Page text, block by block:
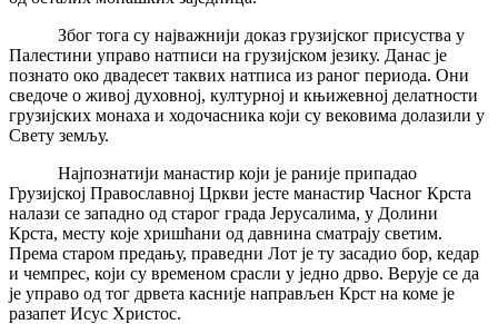
Због тога су најважнији доказ грузијског присуства у
Палестини управо натписи на грузијском језику. Данас је
познато око двадесет таквих натписа из раног периода. Они
сведоче о живој духовној, културној и књижевној делатности
грузијских монаха и ходочасника који су вековима долазили у
Свету земљу.
Најпознатији манастир који је раније припадао
Грузијској Православној Цркви јесте манастир Часног Крста
налази се западно од старог града Јерусалима, у Долини
Крста, месту које хришћани од давнина сматрају светим.
Према старом предању, праведни Лот је ту засадио бор, кедар
и чемпрес, који су временом срасли у једно дрво. Верује се да
је управо од тог дрвета касније направљен Крст на коме је
разапет Исус Христос.